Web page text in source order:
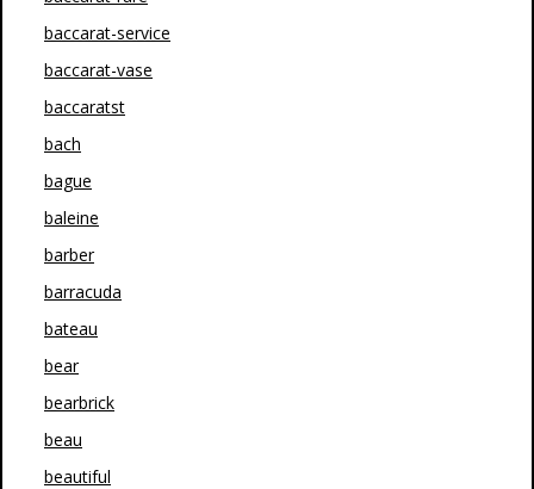
baccarat-service
baccarat-vase
baccaratst
bach
bague
baleine
barber
barracuda
bateau
bear
bearbrick
beau
beautiful